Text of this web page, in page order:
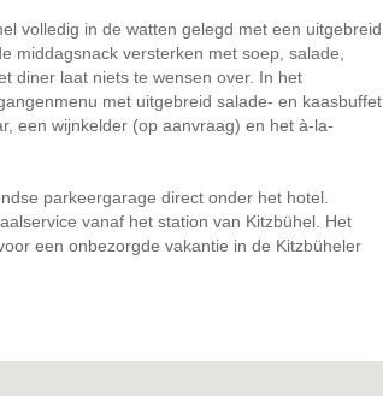
volledig in de watten gelegd met een uitgebreid
middagsnack versterken met soep, salade,
diner laat niets te wensen over. In het
met uitgebreid salade- en kaasbuffet
een wijnkelder (op aanvraag) en het à-la-
parkeergarage direct onder het hotel.
vanaf het station van Kitzbühel. Het
een onbezorgde vakantie in de Kitzbüheler